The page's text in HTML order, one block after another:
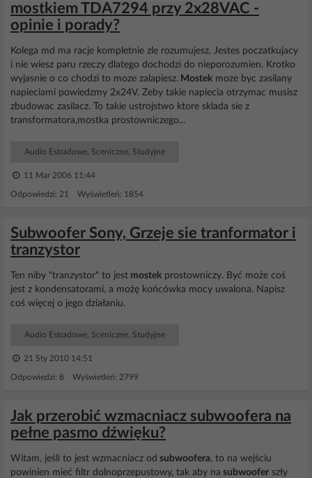
mostkiem TDA7294 przy 2x28VAC -
opinie i porady?
Kolega md ma racje kompletnie zle rozumujesz. Jestes poczatkujacy
i nie wiesz paru rzeczy dlatego dochodzi do nieporozumien. Krotko
wyjasnie o co chodzi to moze zalapiesz. Mostek moze byc zasilany
napieciami powiedzmy 2x24V. Zeby takie napiecia otrzymac musisz
zbudowac zasilacz. To takie ustrojstwo ktore sklada sie z
transformatora,mostka prostowniczego...
Audio Estradowe, Sceniczne, Studyjne
11 Mar 2006 11:44
Odpowiedzi: 21 Wyświetleń: 1854
Subwoofer Sony, Grzeje sie tranformator i
tranzystor
Ten niby "tranzystor" to jest mostek prostowniczy. Być może coś
jest z kondensatorami, a możę końcówka mocy uwalona. Napisz
coś więcej o jego działaniu.
Audio Estradowe, Sceniczne, Studyjne
21 Sty 2010 14:51
Odpowiedzi: 8 Wyświetleń: 2799
Jak przerobić wzmacniacz subwoofera na
pełne pasmo dźwięku?
Witam, jeśli to jest wzmacniacz od subwoofera, to na wejściu
powinien mieć filtr dolnoprzepustowy, tak aby na subwoofer szły